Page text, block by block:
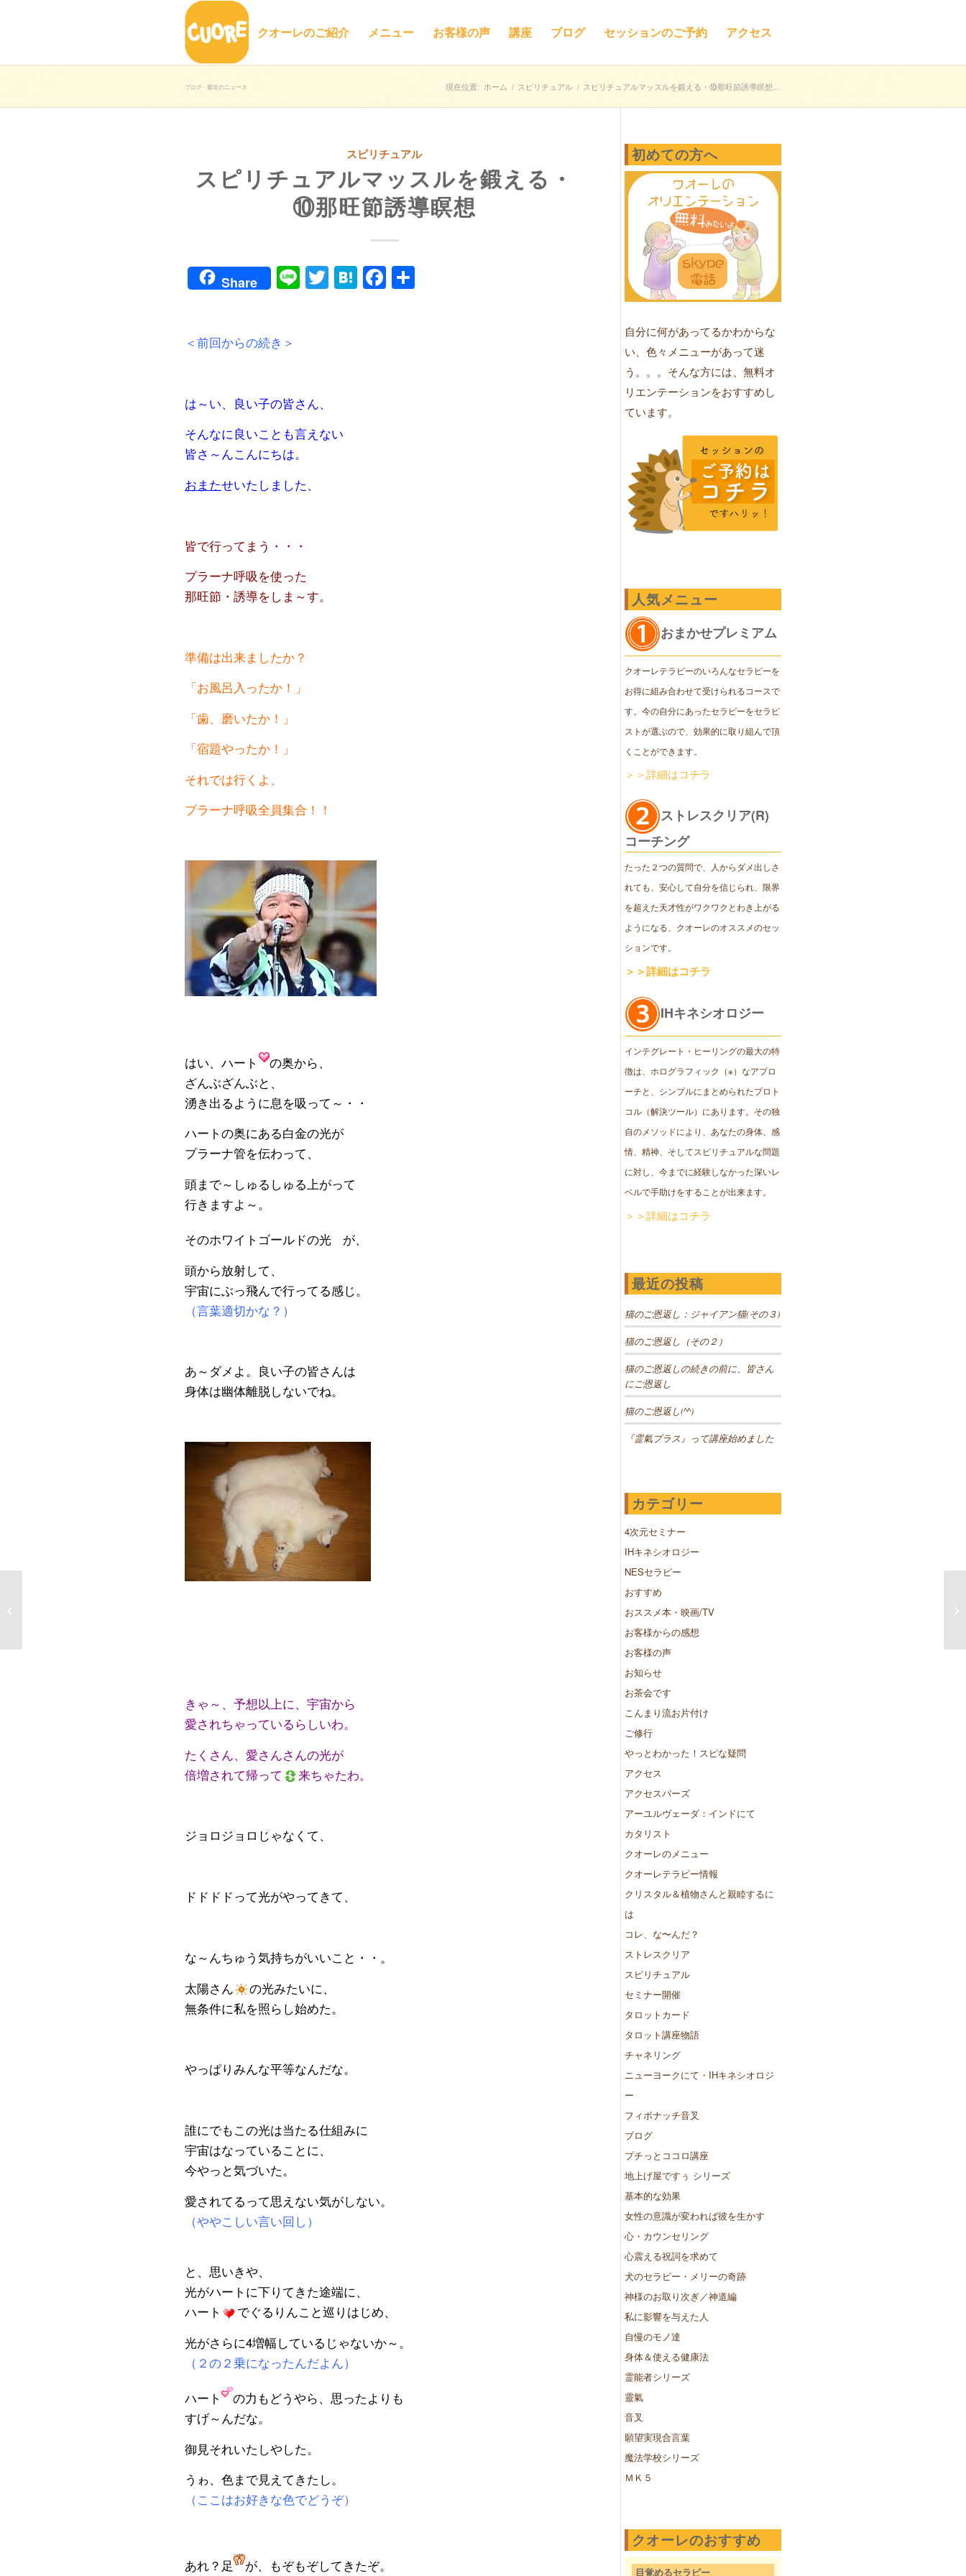
クオーレのご紹介 メニュー お客様の声 講座 ブログ セッションのご予約 アクセス
ブログ - 最近のニュース 現在位置: ホーム / スピリチュアル / スピリチュアルマッスルを鍛える・⑩那旺節誘導瞑想...
スピリチュアル
スピリチュアルマッスルを鍛える・
⑩那旺節誘導瞑想
Share LineTwitter
HatenaFacebook
＜前回からの続き＞
は～い、良い子の皆さん、
そんなに良いことも言えない
皆さ～んこんにちは。
おまたせいたしました、
皆で行ってまう・・・
プラーナ呼吸を使った
那旺節・誘導をしま～す。
準備は出来ましたか？
「お風呂入ったか！」
「歯、磨いたか！」
「宿題やったか！」
それでは行くよ、
プラーナ呼吸全員集合！！
はい、ハート
の奥から、
ざんぶざんぶと、
湧き出るように息を吸って～・・
ハートの奥にある白金の光が
プラーナ管を伝わって、
頭まで～しゅるしゅる上がって
行きますよ～。
そのホワイトゴールドの光
が、
頭から放射して、
宇宙にぶっ飛んで行ってる感じ。
（言葉適切かな？）
あ～ダメよ。良い子の皆さんは
身体は幽体離脱しないでね。
きゃ～、予想以上に、宇宙から
愛されちゃっているらしいわ。
たくさん、愛さんさんの光が
倍増されて帰って
来ちゃたわ。
ジョロジョロじゃなくて、
ドドドドって光がやってきて、
な～んちゅう気持ちがいいこと・・。
太陽さん
の光みたいに、
無条件に私を照らし始めた。
やっぱりみんな平等なんだな。
誰にでもこの光は当たる仕組みに
宇宙はなっていることに、
今やっと気づいた。
愛されてるって思えない気がしない。
（ややこしい言い回し）
と、思いきや、
光がハートに下りてきた途端に、
ハート
でぐるりんこと巡りはじめ、
光がさらに4増幅しているじゃないか～。
（２の２乗になったんだよん）
ハート
の力もどうやら、思ったよりも
すげ～んだな。
御見それいたしやした。
うゎ、色まで見えてきたし。
（ここはお好きな色でどうぞ）
あれ？足 が、もぞもぞしてきたぞ。
初めての方へ
自分に何があってるかわからな
い、色々メニューがあって迷
う。。。そんな方には、無料オ
リエンテーションをおすすめし
ています。
人気メニュー
おまかせプレミアム
クオーレテラピーのいろんなセラピーを
お得に組み合わせて受けられるコースで
す。今の自分にあったセラピーをセラピ
ストが選ぶので、効果的に取り組んで頂
くことができます。
＞＞詳細はコチラ
ストレスクリア(R)
コーチング
たった２つの質問で、人からダメ出しさ
れても、安心して自分を信じられ、限界
を超えた天才性がワクワクとわき上がる
ようになる、クオーレのオススメのセッ
ションです。
＞＞詳細はコチラ
IHキネシオロジー
インテグレート・ヒーリングの最大の特
徴は、ホログラフィック（※）なアプロ
ーチと、シンプルにまとめられたプロト
コル（解決ツール）にあります。その独
自のメソッドにより、あなたの身体、感
情、精神、そしてスピリチュアルな問題
に対し、今までに経験しなかった深いレ
ベルで手助けをすることが出来ます。
＞＞詳細はコチラ
最近の投稿
猫のご恩返し：ジャイアン猫(その３)
猫のご恩返し（その２）
猫のご恩返しの続きの前に、皆さん
にご恩返し
猫のご恩返し(^^)
『霊氣プラス』って講座始めました
カテゴリー
4次元セミナー
IHキネシオロジー
NESセラピー
おすすめ
おススメ本・映画/TV
お客様からの感想
お客様の声
お知らせ
お茶会です
こんまり流お片付け
ご修行
やっとわかった！スピな疑問
アクセス
アクセスバーズ
アーユルヴェーダ：インドにて
カタリスト
クオーレのメニュー
クオーレテラピー情報
クリスタル＆植物さんと親睦するに
は
コレ、な〜んだ？
ストレスクリア
スピリチュアル
セミナー開催
タロットカード
タロット講座物語
チャネリング
ニューヨークにて・IHキネシオロジ
ー
フィボナッチ音叉
ブログ
プチっとココロ講座
地上げ屋ですぅ シリーズ
基本的な効果
女性の意識が変われば彼を生かす
心・カウンセリング
心震える祝詞を求めて
犬のセラピー・メリーの奇跡
神様のお取り次ぎ／神道編
私に影響を与えた人
自慢のモノ達
身体＆使える健康法
霊能者シリーズ
靈氣
音叉
願望実現合言葉
魔法学校シリーズ
ＭＫ５
クオーレのおすすめ
目覚めるセラピー
⑪